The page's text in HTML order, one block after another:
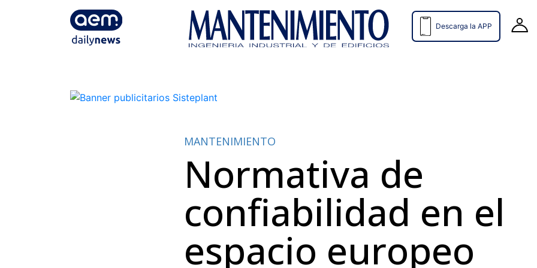
Descarga la APP
MANTENIMIENTO
Normativa de
confiabilidad en el
espacio europeo